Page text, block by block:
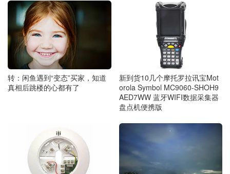
转：闲鱼遇到“变态”买家，知道
真相后跳楼的心都有了
新到货10几个摩托罗拉讯宝Mot
orola Symbol MC9060-SHOH9
AED7WW 蓝牙WIFI数据采集器
盘点机便携版